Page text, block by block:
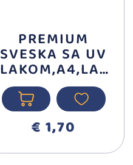
PREMIUM
SVESKA SA UV
LAKOM,A4,LAT
AJN,50
LISTA,UNI
189167
€ 1,70